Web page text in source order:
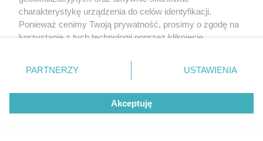
charakterystykę urządzenia do celów identyfikacji.
Ponieważ cenimy Twoją prywatność, prosimy o zgodę na
korzystanie z tych technologii poprzez kliknięcie
zmienić/wycofać klikając przycisk ustawień prywatności
znajdujący się w lewym dolnym rogu strony
rodzaje przetwarzania danych nie wymagają zgody
użytkownika, ale masz prawo sprzeciwić się takiemu
przetwarzaniu. Preferencje będą miały zastosowanie tylko
PARTNERZY USTAWIENIA
Akceptuję